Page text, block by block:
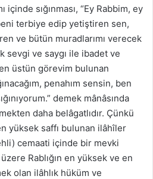
sığınması, “Ey Rabbim, ey
terbiye edip yetiştiren sen,
ve bütün muradlarımı verecek
sevgi ve saygı ile ibadet ve
üstün görevim bulunan
penahım sensin, ben
demek mânâsında
daha belâgatlıdır. Çünkü
yüksek saffı bulunan ilâhîler
cemaati içinde bir mevki
Rablığın en yüksek ve en
olan ilâhlık hüküm ve